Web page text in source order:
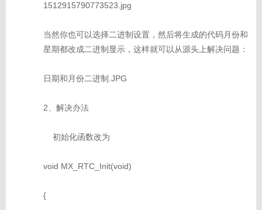
1512915790773523.jpg
当然你也可以选择二进制设置，然后将生成的代码月份和
星期都改成二进制显示，这样就可以从源头上解决问题：
日期和月份二进制.JPG
2、解决办法
初始化函数改为
void MX_RTC_Init(void)
{